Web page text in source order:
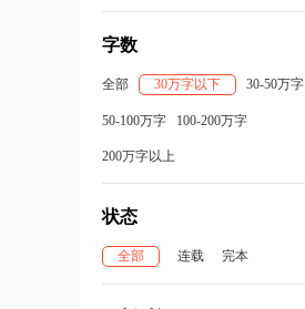
字数
全部 30万字以下 30-50万字
50-100万字 100-200万字
200万字以上
状态
全部 连载 完本